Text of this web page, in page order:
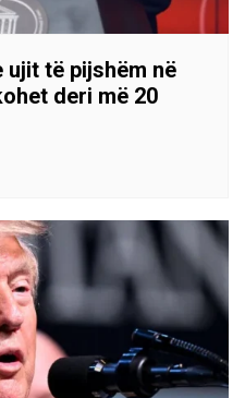
ujit të pijshëm në
deri më 20